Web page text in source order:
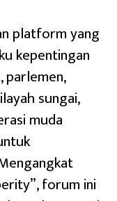
platform yang
kepentingan
sungai,
muda
forum ini